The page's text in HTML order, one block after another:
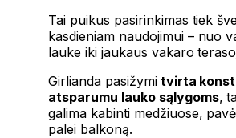
Tai puikus pasirinkimas tiek
kasdieniam naudojimui – nuo
lauke iki jaukaus vakaro
Girlianda pasižymitvirta
atsparumu lauko sąlygoms,
galima kabinti medžiuose,
palei balkoną.